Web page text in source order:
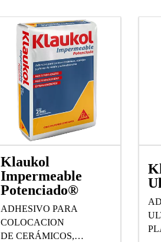
Klaukol
Impermeable
Potenciado®
ADHESIVO PARA
COLOCACION
DE CERÁMICOS,